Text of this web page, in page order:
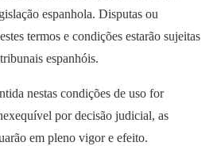
espanhola. Disputas ou
termos e condições estarão sujeitas
espanhóis.
nestas condições de uso for
por decisão judicial, as
em pleno vigor e efeito.